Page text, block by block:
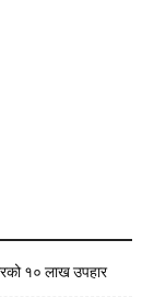
१० लाख उपहार